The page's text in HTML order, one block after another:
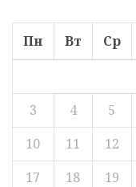
Пн Вт Ср
3
4 5
10
11 12
17
18 19